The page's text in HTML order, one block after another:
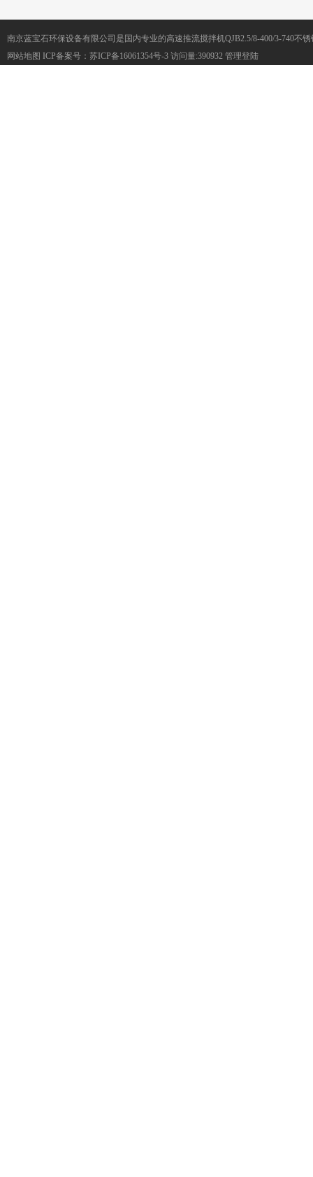
南京蓝宝石环保设备有限公司是国内专业的高速推流搅拌机QJB2.5/8-400/3-740不
网站地图 ICP备案号： 苏ICP备16061354号-3 访问量:390932 管理登陆